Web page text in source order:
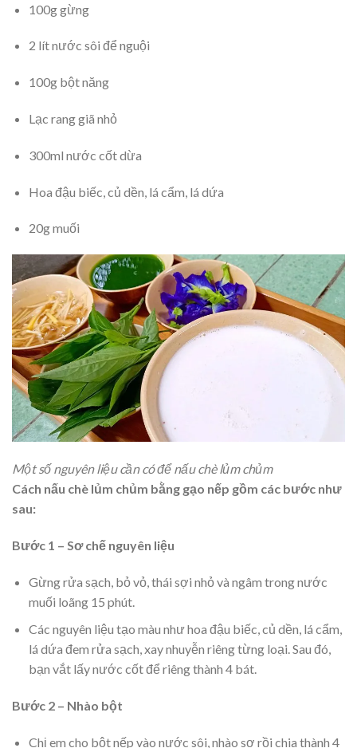
100g gừng
2 lít nước sôi để nguội
100g bột năng
Lạc rang giã nhỏ
300ml nước cốt dừa
Hoa đậu biếc, củ dền, lá cẩm, lá dứa
20g muối
Một số nguyên liệu cần có để nấu chè lủm chủm
Cách nấu chè lủm chủm bằng gạo nếp gồm các bước như
sau:
Bước 1 – Sơ chế nguyên liệu
Gừng rửa sạch, bỏ vỏ, thái sợi nhỏ và ngâm trong nước
muối loãng 15 phút.
Các nguyên liệu tạo màu như hoa đậu biếc, củ dền, lá cẩm,
lá dứa đem rửa sạch, xay nhuyễn riêng từng loại. Sau đó,
bạn vắt lấy nước cốt để riêng thành 4 bát.
Bước 2 – Nhào bột
Chị em cho bột nếp vào nước sôi, nhào sợ rồi chia thành 4